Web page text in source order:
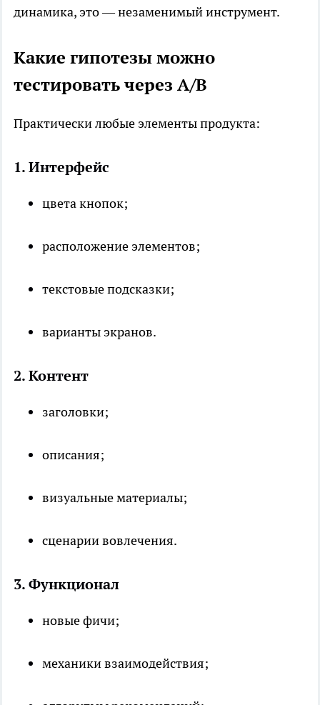
динамика, это — незаменимый инструмент.
Какие гипотезы можно
тестировать через A/B
Практически любые элементы продукта:
1. Интерфейс
цвета кнопок;
расположение элементов;
текстовые подсказки;
варианты экранов.
2. Контент
заголовки;
описания;
визуальные материалы;
сценарии вовлечения.
3. Функционал
новые фичи;
механики взаимодействия;